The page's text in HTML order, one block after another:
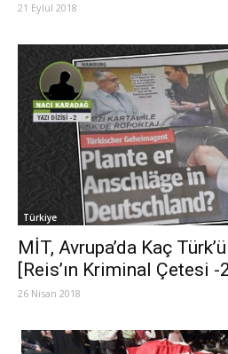
21 Eylül 2018
Türkiye
MİT, Avrupa’da Kaç
[Reis’ın Kriminal Çetesi -
26 Nisan 2018